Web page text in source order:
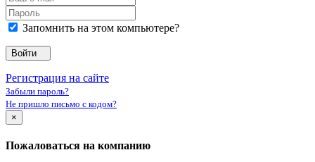
Запомнить на этом компьютере?
Войти
Регистрация на сайте
Забыли пароль?
Не пришло письмо с кодом?
×
Пожаловаться на компанию